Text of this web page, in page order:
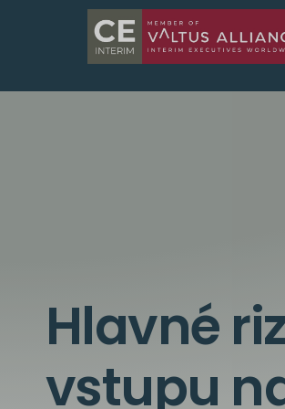
Hlavné
vstupu